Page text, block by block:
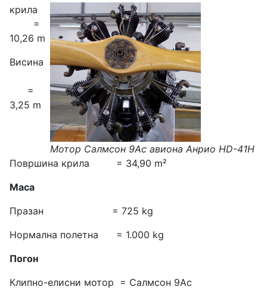
Мотор Салмсон 9Ас авиона Анрио HD-41H
крила
=
10,26 m
Висина
=
3,25 m
Површина крила = 34,90 m²
Маса
Празан = 725 kg
Нормална полетна = 1.000 kg
Погон
Клипно-елисни мотор = Салмсон 9Ас